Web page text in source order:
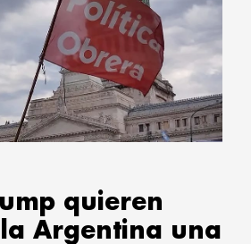
quieren
la Argentina una